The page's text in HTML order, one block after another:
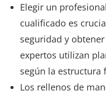
Elegir un
cualificado es
seguridad y
expertos utilizan
según la estructura
Los rellenos de